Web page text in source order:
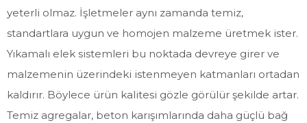
yeterli olmaz. İşletmeler aynı zamanda temiz,
standartlara uygun ve homojen malzeme üretmek ister.
Yıkamalı elek sistemleri bu noktada devreye girer ve
malzemenin üzerindeki istenmeyen katmanları ortadan
kaldırır. Böylece ürün kalitesi gözle görülür şekilde artar.
Temiz agregalar, beton karışımlarında daha güçlü bağ